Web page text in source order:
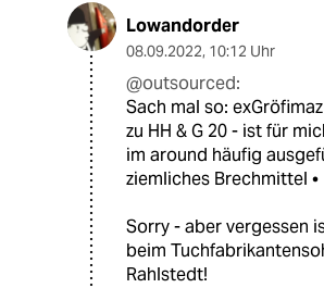
Lowandorder
08.09.2022, 10:12 Uhr
@outsourced:
Sach mal so:
zu HH & G 20 - ist für
im around häufig
ziemliches Brechmittel •
Sorry - aber vergessen
beim
Rahlstedt!